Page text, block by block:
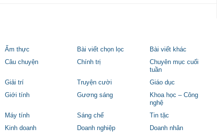
Ẩm thực Bài viết chọn lọc
Bài viết khác
Câu chuyện
Chính trị
Chuyên mục cuối
tuần
Giải trí
Truyện cười
Giáo dục
Giới tính
Gương sáng
Khoa học – Công
nghệ
Máy tính
Sáng chế
Tin tặc
Kinh doanh
Doanh nghiệp
Doanh nhân